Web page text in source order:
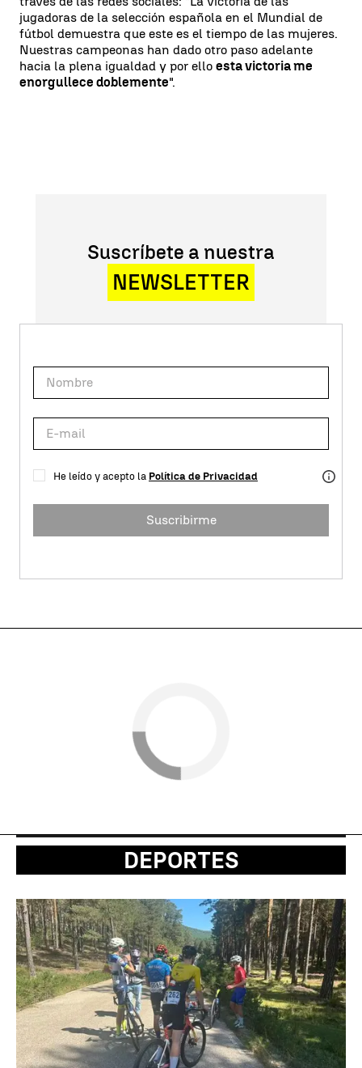
jugadoras de la selección española en el Mundial de
fútbol demuestra que este es el tiempo de las mujeres.
Nuestras campeonas han dado otro paso adelante
hacia la plena igualdad y por ello esta victoria me
enorgullece doblemente".
Suscríbete a nuestra
NEWSLETTER
He leído y acepto la Política de Privacidad
Suscribirme
DEPORTES